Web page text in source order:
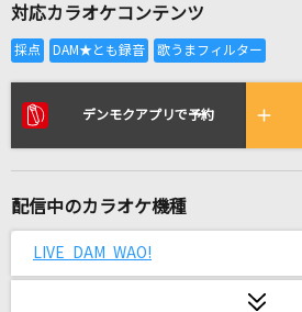
全国りれき
リアルタイムで歌われてい
Deal with the devil
対応カラオケコンテンツ
デンモクアプリで予約
配信中のカラオケ機種
LIVE DAM WAO!